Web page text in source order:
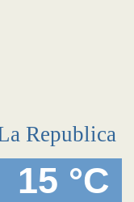
Republica
15 °C